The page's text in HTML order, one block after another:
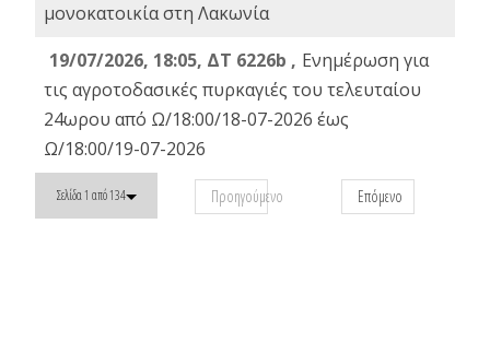
μονοκατοικία στη Λακωνία
19/07/2026, 18:05, ΔΤ 6226b , Ενημέρωση για
τις αγροτοδασικές πυρκαγιές του τελευταίου
24ωρου από Ω/18:00/18-07-2026 έως
Ω/18:00/19-07-2026
Σελίδα 1 από 134 Προηγούμενο Επόμενο